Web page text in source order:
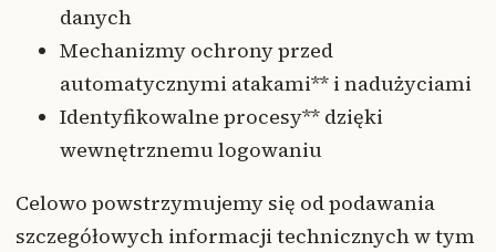
danych
Mechanizmy ochrony przed
automatycznymi atakami** i nadużyciami
Identyfikowalne procesy** dzięki
wewnętrznemu logowaniu
Celowo powstrzymujemy się od podawania
szczegółowych informacji technicznych w tym